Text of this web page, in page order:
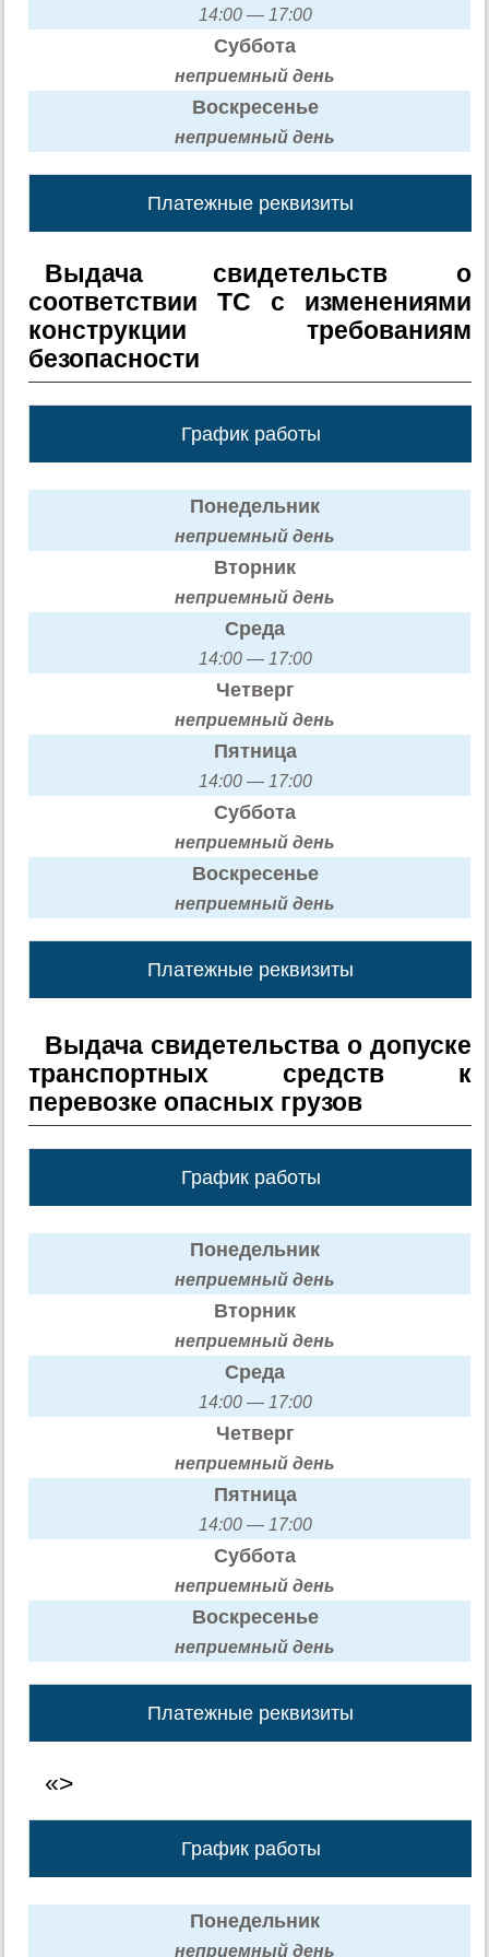
14:00 — 17:00
Суббота
неприемный день
Воскресенье
неприемный день
Платежные реквизиты
Выдача свидетельств о
соответствии ТС с изменениями
конструкции требованиям
безопасности
График работы
Понедельник
неприемный день
Вторник
неприемный день
Среда
14:00 — 17:00
Четверг
неприемный день
Пятница
14:00 — 17:00
Суббота
неприемный день
Воскресенье
неприемный день
Платежные реквизиты
Выдача свидетельства о допуске
транспортных средств к
перевозке опасных грузов
График работы
Понедельник
неприемный день
Вторник
неприемный день
Среда
14:00 — 17:00
Четверг
неприемный день
Пятница
14:00 — 17:00
Суббота
неприемный день
Воскресенье
неприемный день
Платежные реквизиты
«>
График работы
Понедельник
неприемный день